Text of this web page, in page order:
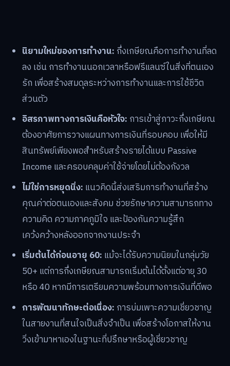
นิยามใหม่ของการทำงาน: กึ่งเกษียณคือการทำงานที่ลด
ลง เช่น การทำงานนอกเวลาหรือฟรีแลนซ์ในสิ่งที่ตนเอง
รัก เพื่อสร้างสมดุลระหว่างการทำงานและการใช้ชีวิต
ส่วนตัว
อิสรภาพทางการเงินคือหัวใจ: การเข้าสู่ภาวะกึ่งเกษียณ
ต้องอาศัยการวางแผนทางการเงินที่รอบคอบ เพื่อให้มี
สินทรัพย์เพียงพอสำหรับสร้างรายได้แบบ Passive
Income และครอบคลุมค่าใช้จ่ายโดยไม่ต้องกังวล
ไม่ใช่การหยุดนิ่ง: แนวคิดนี้ส่งเสริมการทำงานที่สร้าง
คุณค่าต่อตนเองและสังคม ช่วยรักษาความสามารถทาง
ความคิด ความภาคภูมิใจ และป้องกันความรู้สึก
เคว้งคว้างหลังออกจากงานประจำ
เริ่มต้นได้ก่อนอายุ 60: แม้จะได้รับความนิยมในกลุ่มวัย
50+ แต่การกึ่งเกษียณสามารถเริ่มต้นได้ตั้งแต่อายุ 30
หรือ 40 หากมีการเตรียมความพร้อมทางการเงินที่ดีพอ
การพัฒนาทักษะต่อเนื่อง: การบ่มเพาะความเชี่ยวชาญ
ในสายงานที่สนใจเป็นสิ่งจำเป็น เพื่อสร้างโอกาสให้งาน
วิ่งเข้ามาหาเองในฐานะที่ปรึกษาหรือผู้เชี่ยวชาญ